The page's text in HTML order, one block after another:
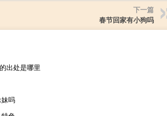
下一篇
春节回家有小狗吗
出处是哪里
吗